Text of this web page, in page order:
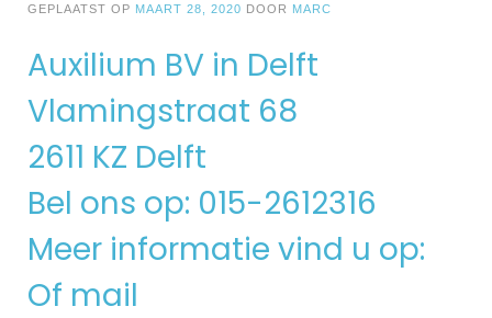
GEPLAATST OP MAART 28, 2020 DOOR MARC
Auxilium BV in Delft
Vlamingstraat 68
2611 KZ Delft
Bel ons op: 015-2612316
Meer informatie vind u op:
Of mail